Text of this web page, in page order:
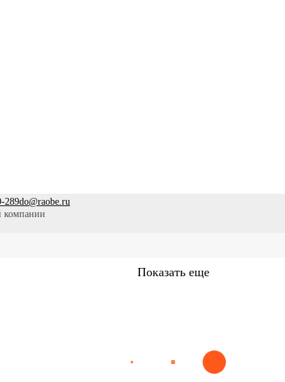
289do@raobe.ru
компании
Показать еще
Эпидемиология Медицинская